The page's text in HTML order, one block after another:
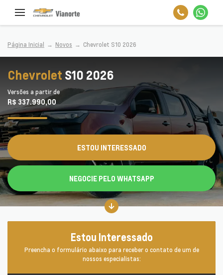
Página Inicial Novos Chevrolet S10 2026
Chevrolet S10 2026
Versões a partir de
R$ 337.990,00
ESTOU INTERESSADO
NEGOCIE PELO WHATSAPP
Estou Interessado
Preencha o formulário abaixo para receber o contato de um de
nossos especialistas: